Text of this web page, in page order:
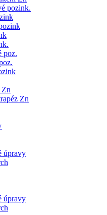
pozink.
poz.
Zn
Zn
úpravy
úpravy